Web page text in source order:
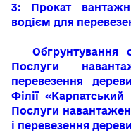
3: Прокат
водієм для
Обгрунтування
Послуги
перевезення
Філії
Послуги
і перевезення